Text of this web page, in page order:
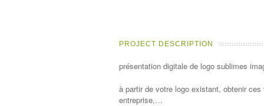
PROJECT DESCRIPTION
présentation digitale de logo sublimes
à partir de votre logo existant, obtenir
entreprise,…